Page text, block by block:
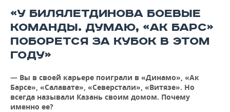
«У БИЛЯЛЕТДИНОВА БОЕВЫЕ
КОМАНДЫ. ДУМАЮ, «АК БАРС»
ПОБОРЕТСЯ ЗА КУБОК В ЭТОМ
ГОДУ»
— Вы в своей карьере поиграли в «Динамо», «Ак
Барсе», «Салавате», «Северстали», «Витязе». Но
всегда называли Казань своим домом. Почему
именно ее?